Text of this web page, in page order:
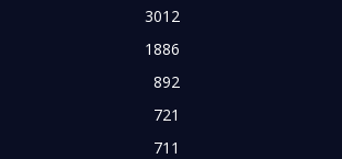
3012
1886
892
721
711